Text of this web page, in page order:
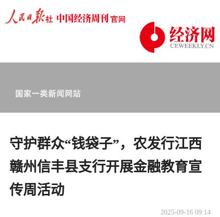
守护群众“钱袋子”，农发行江西
赣州信丰县支行开展金融教育宣
传周活动
2025-09-16 09:14